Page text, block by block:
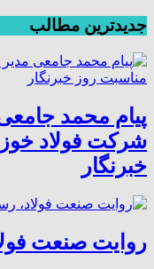
جدیدترین مطالب
پیام محمد
شرکت فولاد
خبرنگار
روایت صنعت